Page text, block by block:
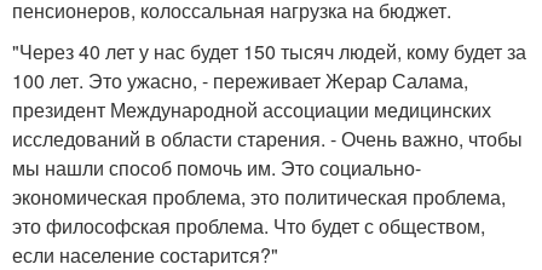
пенсионеров, колоссальная нагрузка на бюджет.
"Через 40 лет у нас будет 150 тысяч людей, кому будет за
100 лет. Это ужасно, - переживает Жерар Салама,
президент Международной ассоциации медицинских
исследований в области старения. - Очень важно, чтобы
мы нашли способ помочь им. Это социально-
экономическая проблема, это политическая проблема,
это философская проблема. Что будет с обществом,
если население состарится?"